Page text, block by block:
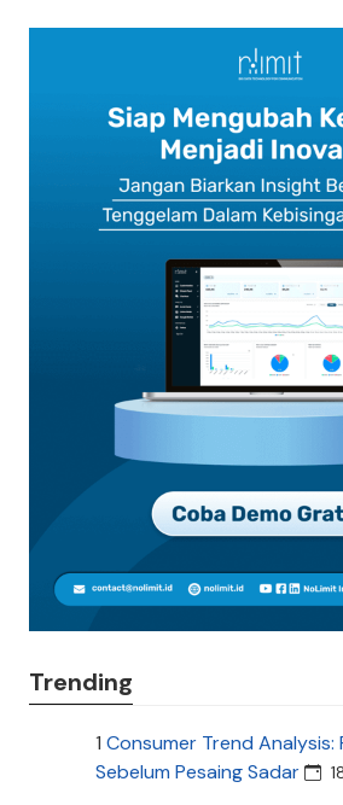
Trending
1 Consumer Trend Analysis:
Sebelum Pesaing Sadar